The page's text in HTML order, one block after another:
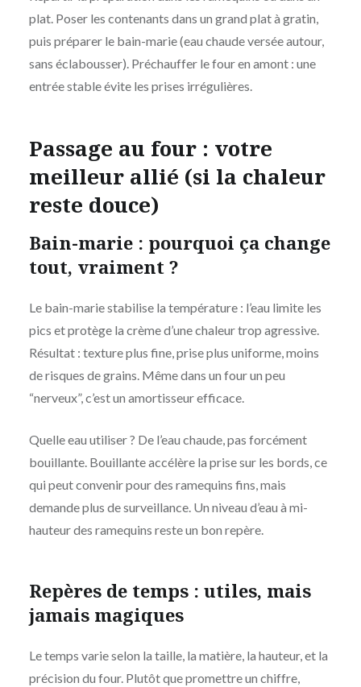
plat. Poser les contenants dans un grand plat à gratin,
puis préparer le bain-marie (eau chaude versée autour,
sans éclabousser). Préchauffer le four en amont : une
entrée stable évite les prises irrégulières.
Passage au four : votre
meilleur allié (si la chaleur
reste douce)
Bain-marie : pourquoi ça change
tout, vraiment ?
Le bain-marie stabilise la température : l’eau limite les
pics et protège la crème d’une chaleur trop agressive.
Résultat : texture plus fine, prise plus uniforme, moins
de risques de grains. Même dans un four un peu
“nerveux”, c’est un amortisseur efficace.
Quelle eau utiliser ? De l’eau chaude, pas forcément
bouillante. Bouillante accélère la prise sur les bords, ce
qui peut convenir pour des ramequins fins, mais
demande plus de surveillance. Un niveau d’eau à mi-
hauteur des ramequins reste un bon repère.
Repères de temps : utiles, mais
jamais magiques
Le temps varie selon la taille, la matière, la hauteur, et la
précision du four. Plutôt que promettre un chiffre,